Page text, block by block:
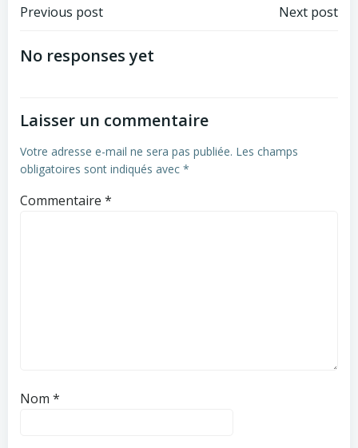
Post
navigation
Previous post Next post
No responses yet
Laisser un commentaire
Votre adresse e-mail ne sera pas publiée. Les champs
obligatoires sont indiqués avec *
Commentaire *
Nom *